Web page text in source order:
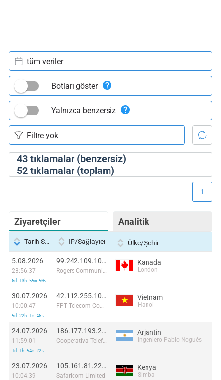
43tıklamalar (benzersiz)
52tıklamalar (toplam)
tüm veriler
Botları göster
Yalnızca benzersiz
Ziyaretçiler Analitik
1
Tarih Saati IP/Sağlayıcı Ülke/Şehir
5.08.2026
23:56:37
6d 13h 55m 50s
99.242.109.104:59294
Rogers Communications Canada Inc.
Kanada
London
30.07.2026
10:00:47
5d 22h 1m 46s
42.112.255.102:15406
FPT Telecom Company
Vietnam
Hanoi
24.07.2026
11:59:01
1d 1h 54m 22s
186.177.193.214:36230
Cooperativa Telefónica de Grand Bourg
Arjantin
Ingeniero Pablo Nogués
23.07.2026
10:04:39
105.161.81.223:1415
Safaricom Limited
Kenya
Simba